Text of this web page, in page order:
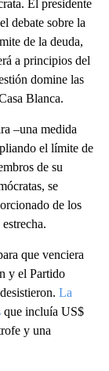
El presidente
debate sobre la
de la deuda,
a principios del
domine las
Blanca.
–una medida
el límite de
de su
se
de los
que venciera
y el Partido
La
que incluía US$
y una